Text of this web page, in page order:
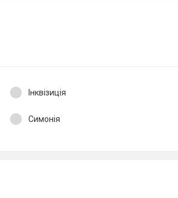
Інквізиція
Симонія